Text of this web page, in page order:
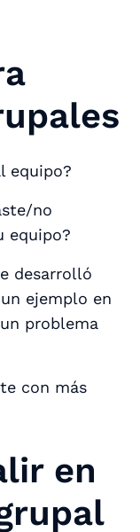
equipo?
no
equipo?
desarrolló
ejemplo en
problema
con más
en